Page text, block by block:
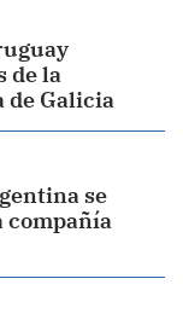
de la
de Galicia
se
compañía